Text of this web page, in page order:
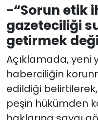
-“Sorun etik
gazeteciliği
getirmek
Açıklamada, yeni
haberciliğin
edildiği
peşin hükümden